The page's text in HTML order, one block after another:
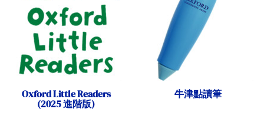
Oxford Little Readers
(2025 進階版)
牛津點讀筆